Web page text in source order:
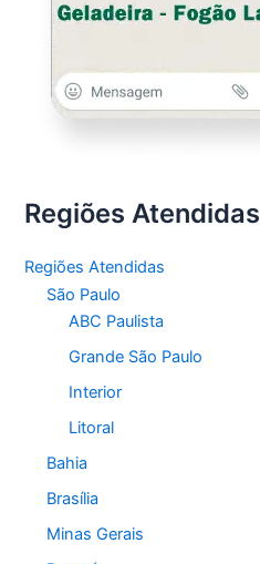
Regiões Atendidas
Regiões Atendidas
São Paulo
ABC Paulista
Grande São Paulo
Interior
Litoral
Bahia
Brasília
Minas Gerais